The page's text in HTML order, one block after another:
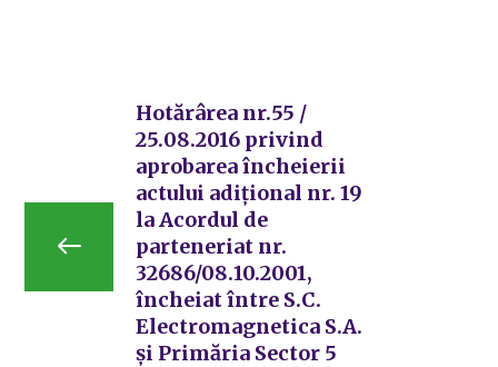
Hotărârea nr.55 /
25.08.2016 privind
aprobarea încheierii
actului adiţional nr. 19
la Acordul de
parteneriat nr.
32686/08.10.2001,
încheiat între S.C.
Electromagnetica S.A.
și Primăria Sector 5